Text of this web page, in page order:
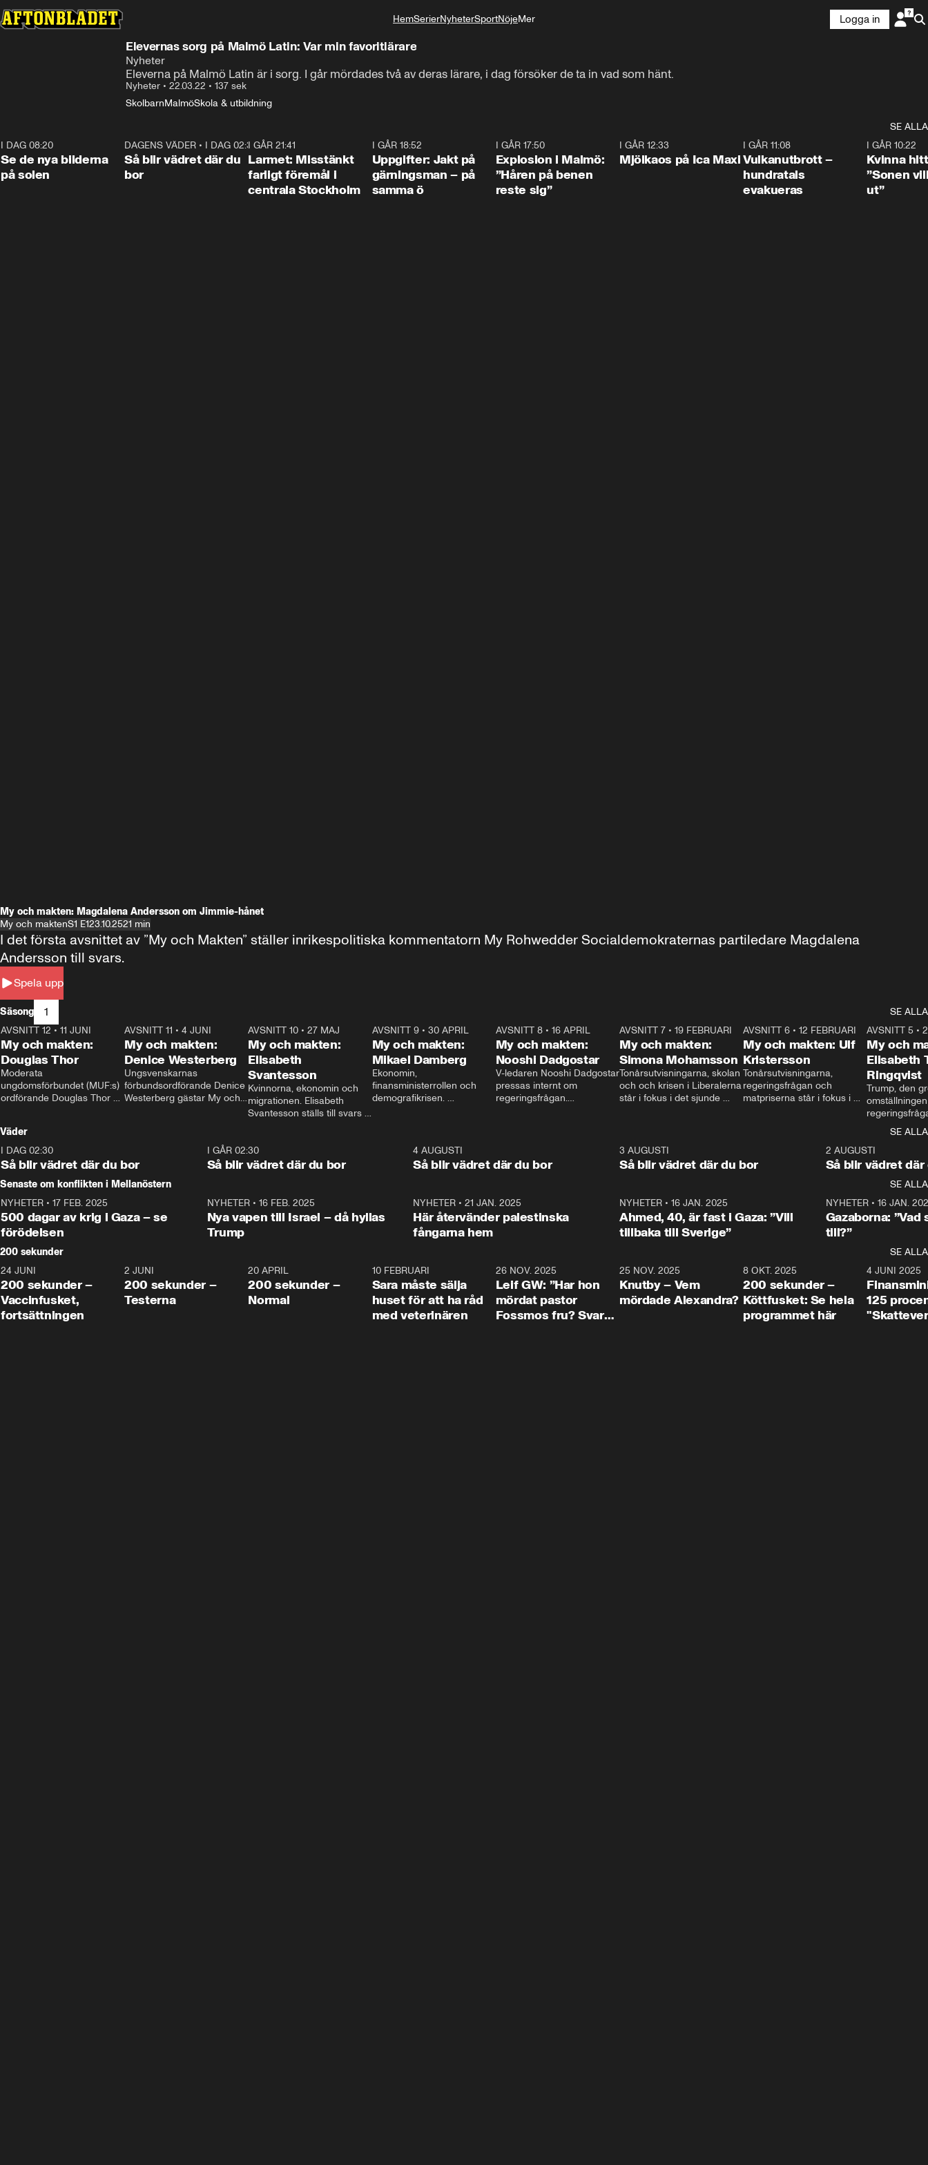
HemSerierNyheterSportNöjeMer
Logga in
Elevernas sorg på Malmö Latin: Var min favoritlärare
Nyheter
Eleverna på Malmö Latin är i sorg. I går mördades två av deras lärare, i dag försöker de ta in vad som hänt.
Nyheter • 22.03.22 • 137 sek
SkolbarnMalmöSkola & utbildning
SE ALLA
I DAG 08:20
Se de nya bilderna
på solen
1:06
DAGENS VÄDER • I DAG 02:30
Så blir vädret där du
bor
I GÅR 21:41
Larmet: Misstänkt
farligt föremål i
centrala Stockholm
I GÅR 18:52
Uppgifter: Jakt på
gärningsman – på
samma ö
I GÅR 17:50
Explosion i Malmö:
”Håren på benen
reste sig”
I GÅR 12:33
Mjölkaos på Ica Maxi
I GÅR 11:08
Vulkanutbrott –
hundratals
evakueras
I GÅR 10:22
Kvinna
”Sonen
ut”
My och makten: Magdalena Andersson om Jimmie-hånet
My och maktenS1 E123.10.2521 min
Spela upp
I det första avsnittet av ”My och Makten” ställer inrikespolitiska kommentatorn My Rohwedder Socialdemokraternas partiledare Magdalena
Andersson till svars.
Säsong 1
SE ALLA
26:27
AVSNITT 12 • 11 JUNI
My och makten:
Douglas Thor
Moderata
ungdomsförbundet (MUF:s)
ordförande Douglas Thor
tonårsutvisningarna och hur
Moderaterna ska locka
väljare till valet i höst.
23:40
AVSNITT 11 •4 JUNI
My och makten:
Denice Westerberg
Ungsvenskarnas
förbundsordförande Denice
Westerberg gästar My och
AVSNITT 10 •27 MAJ
My och makten:
Elisabeth
Svantesson
Kvinnorna, ekonomin och
migrationen. Elisabeth
Svantesson ställs till svars
AVSNITT 9• 30 APRIL
My och makten:
Mikael Damberg
Ekonomin,
finansministerrollen och
demografikrisen.
och Makten.
AVSNITT 8• 16 APRIL
My och makten:
Nooshi Dadgostar
V-ledaren Nooshi Dadgostar
pressas internt om
regeringsfrågan.
– Vi ställer upp i val. Ska vi
vara med så sitter vi förstås
24:30
AVSNITT 7• 19 FEBRUARI
My och makten:
Simona Mohamsson
Tonårsutvisningarna, skolan
och och krisen i Liberalerna
står i fokus i det sjunde
kommentator My
Rohwedder ställer
utbildnings- och
Mohamsson till svars.
27:30
AVSNITT 6 •12 FEBRUARI
My och makten: Ulf
Kristersson
Tonårsutvisningarna,
regeringsfrågan och
matpriserna står i fokus i
Rohwedder ställer
statsminister Ulf Kristersson
AVSNITT 5 •
My och
Elisabeth
Ringqvist
Trump, den
centrum i
avsnittet av
Makten”. Se
Aftonbladets
Rohwedder
Thand Ring
Väder
SE ALLA
I DAG 02:30
Så blir vädret där du bor
1:06
I GÅR 02:30
Så blir vädret där du bor
4 AUGUSTI
Så blir vädret där du bor
3 AUGUSTI
Så blir vädret där du bor
2 AUGUSTI
Så blir vädret där
Senaste om konflikten i Mellanöstern
SE ALLA
NYHETER • 17 FEB. 2025
500 dagar av krig i Gaza – se
förödelsen
NYHETER• 16 FEB. 2025
Nya vapen till Israel – då hyllas
Trump
NYHETER •21 JAN. 2025
Här återvänder palestinska
fångarna hem
NYHETER• 16 JAN. 2025
Ahmed, 40, är fast i Gaza: ”Vill
tillbaka till Sverige”
NYHETER• 16 JAN.
Gazaborna:
till?”
200 sekunder
SE ALLA
5:00
24 JUNI
200 sekunder –
Vaccinfusket,
fortsättningen
4:23
2 JUNI
200 sekunder –
Testerna
20 APRIL
200 sekunder –
Normal
10 FEBRUARI
Sara måste sälja
huset för att ha råd
med veterinären
26 NOV. 2025
Leif GW: ”Har hon
mördat pastor
Fossmos fru? Svar
31:05
25 NOV. 2025
Knutby – Vem
mördade Alexandra?
4:29
8 OKT. 2025
200 sekunder –
Köttfusket: Se hela
programmet här
4 JUNI 2025
125